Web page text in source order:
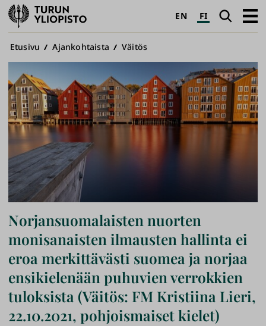
Turun
yliopisto
EN FI Haku
Avaa
Murupolku
Etusivu Ajankohtaista Väitös
Norjansuomalaisten nuorten
monisanaisten ilmausten hallinta ei
eroa merkittävästi suomea ja norjaa
ensikielenään puhuvien verrokkien
tuloksista (Väitös: FM Kristiina Lieri,
22.10.2021, pohjoismaiset kielet)